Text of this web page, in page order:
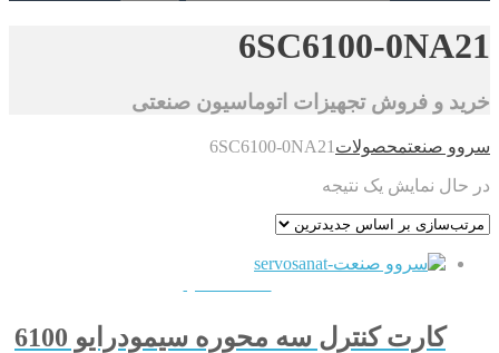
6SC6100-0NA21
خرید و فروش تجهیزات اتوماسیون صنعتی
سروو صنعتمحصولات 6SC6100-0NA21
در حال نمایش یک نتیجه
کارت کنترل سه محوره سیمودرایو 6100